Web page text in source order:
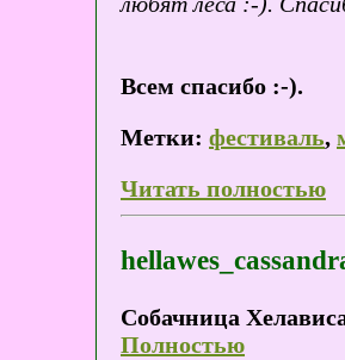
Всем спасибо :-).
Метки: фестиваль,
Читать полностью
Собачница
Полностью